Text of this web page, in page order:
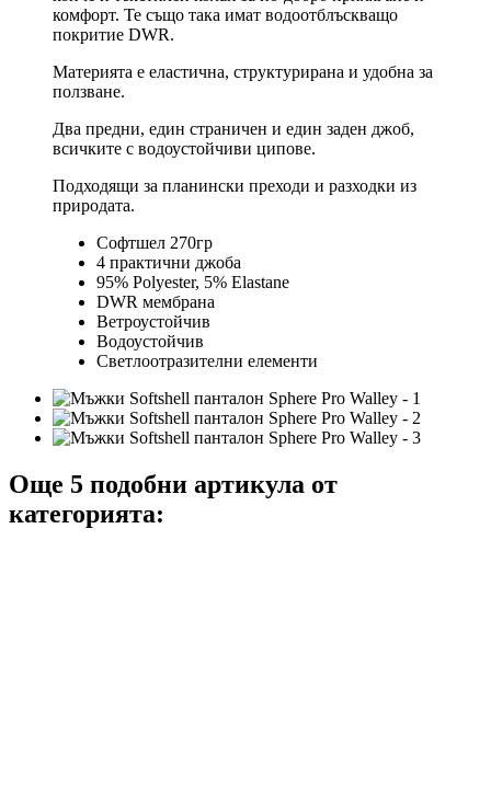
комфорт. Те също така имат водоотблъскващо
покритие DWR.
Материята е еластична, структурирана и удобна за
ползване.
Два предни, един страничен и един заден джоб,
всичките с водоустойчиви ципове.
Подходящи за планински преходи и разходки из
природата.
Софтшел 270гр
4 практични джоба
95% Polyester, 5% Elastane
DWR мембрана
Ветроустойчив
Водоустойчив
Светлоотразителни елементи
Още 5 подобни артикула от
категорията: